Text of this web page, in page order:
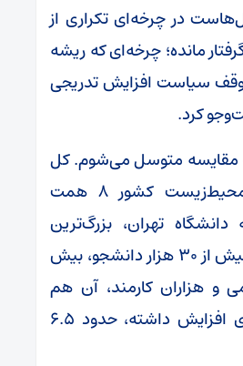
در چرخه‌ای تکراری از
مانده؛ چرخه‌ای که ریشه
سیاست افزایش تدریجی
کرد.
مقایسه متوسل می‌شوم. کل
بودجه سازمان محیط‌زیست کشور ۸ همت
تهران، بزرگ‌ترین
دانشگاه کشور با بیش از ۳۰ هزار دانشجو، بیش
علمی و هزاران کارمند، آن هم
امسال که مقداری افزایش داشته، حدود ۶.۵